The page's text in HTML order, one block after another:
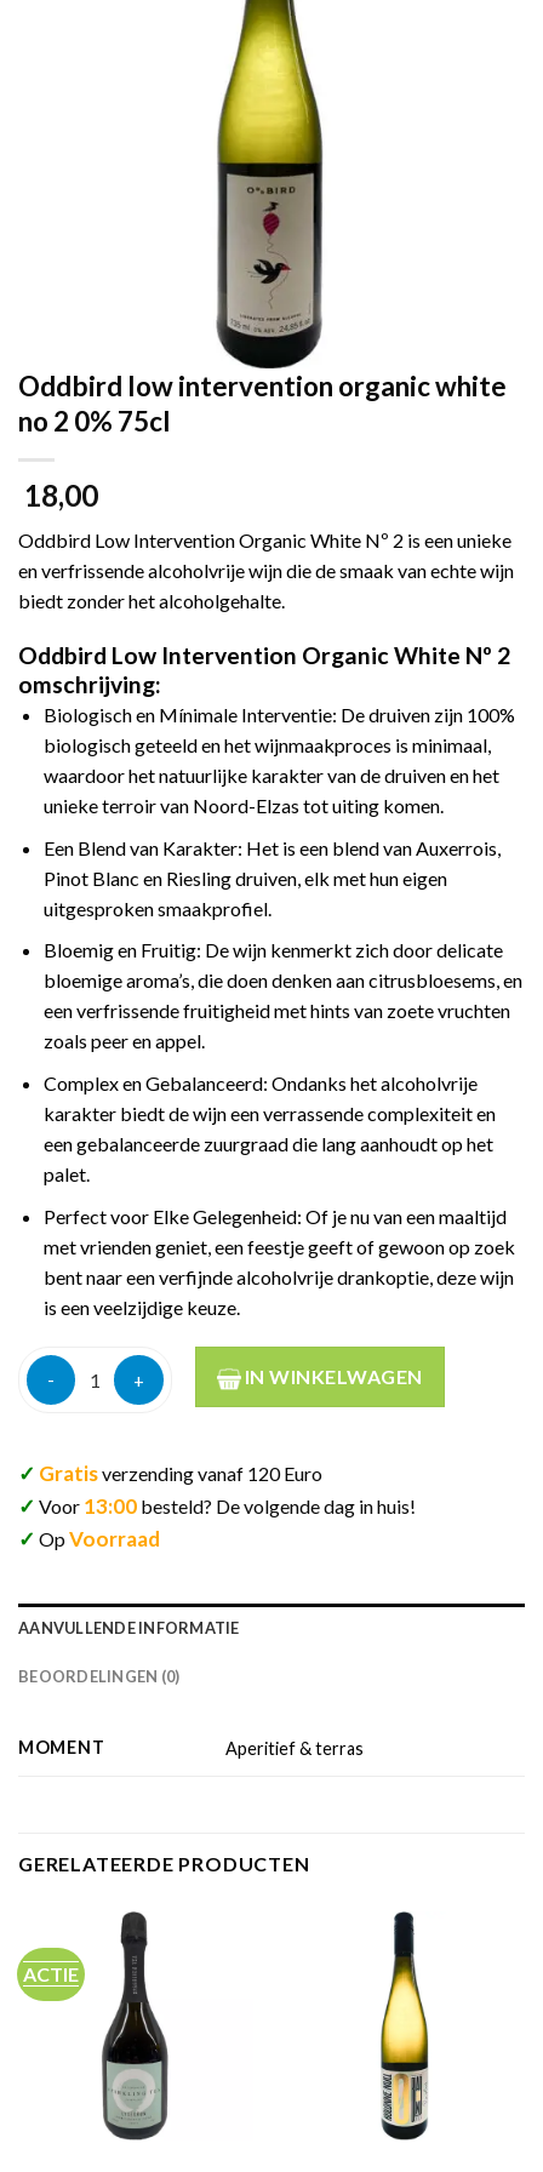
Oddbird low intervention organic white
no 2 0% 75cl
18,00
Oddbird Low Intervention Organic White Nº 2 is een unieke
en verfrissende alcoholvrije wijn die de smaak van echte wijn
biedt zonder het alcoholgehalte.
Oddbird Low Intervention Organic White Nº 2
omschrijving:
Biologisch en Mínimale Interventie: De druiven zijn 100%
biologisch geteeld en het wijnmaakproces is minimaal,
waardoor het natuurlijke karakter van de druiven en het
unieke terroir van Noord-Elzas tot uiting komen.
Een Blend van Karakter: Het is een blend van Auxerrois,
Pinot Blanc en Riesling druiven, elk met hun eigen
uitgesproken smaakprofiel.
Bloemig en Fruitig: De wijn kenmerkt zich door delicate
bloemige aroma’s, die doen denken aan citrusbloesems, en
een verfrissende fruitigheid met hints van zoete vruchten
zoals peer en appel.
Complex en Gebalanceerd: Ondanks het alcoholvrije
karakter biedt de wijn een verrassende complexiteit en
een gebalanceerde zuurgraad die lang aanhoudt op het
palet.
Perfect voor Elke Gelegenheid: Of je nu van een maaltijd
met vrienden geniet, een feestje geeft of gewoon op zoek
bent naar een verfijnde alcoholvrije drankoptie, deze wijn
is een veelzijdige keuze.
Oddbird low intervention organic white no 2 0% 75cl aantal
IN WINKELWAGEN
✓ Gratisverzending vanaf 120 Euro
✓ Voor 13:00 besteld? De volgende dag in huis!
✓ OpVoorraad
AANVULLENDE INFORMATIE
BEOORDELINGEN (0)
MOMENT Aperitief & terras
GERELATEERDE PRODUCTEN
ACTIE